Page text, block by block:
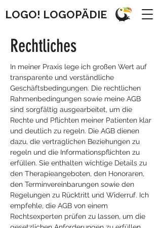
LOGO! LOGOPÄDIE
Rechtliches
In meiner Praxis lege ich großen Wert auf
transparente und verständliche
Geschäftsbedingungen. Die rechtlichen
Rahmenbedingungen sowie meine AGB
sind sorgfältig ausgearbeitet, um die
Rechte und Pflichten meiner Patienten klar
und deutlich zu regeln. Die AGB dienen
dazu, die vertraglichen Beziehungen zu
regeln und die Informationspflichten zu
erfüllen. Sie enthalten wichtige Details zu
den Therapieangeboten, den Honoraren,
den Terminvereinbarungen sowie den
Regelungen zu Rücktritt und Widerruf. Ich
empfehle, die AGB von einem
Rechtsexperten prüfen zu lassen, um die